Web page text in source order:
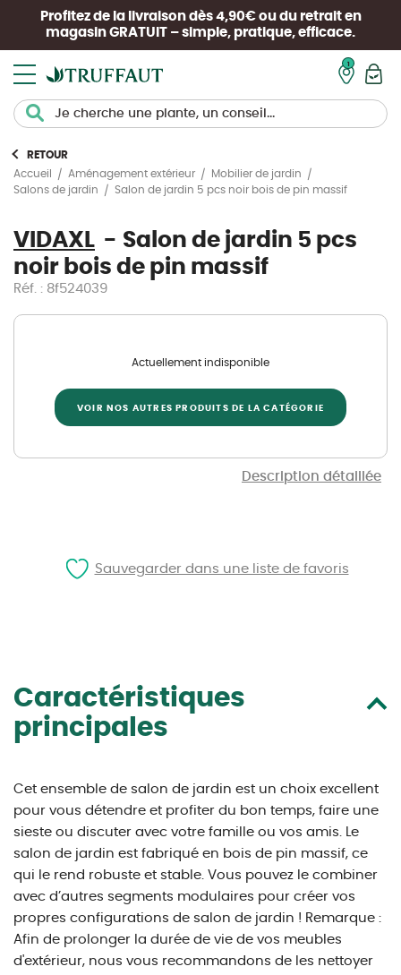
Profitez de la livraison dès 4,90€ ou du retrait en
magasin GRATUIT – simple, pratique, efficace.
RETOUR
Accueil
Aménagement extérieur
Mobilier de jardin
Salons de jardin
Salon de jardin 5 pcs noir bois de pin massif
VIDAXL
Salon de jardin 5 pcs
noir bois de pin massif
Réf. : 8f524039
Description détaillée
Actuellement indisponible
VOIR NOS AUTRES PRODUITS DE LA CATÉGORIE
Caractéristiques
principales
Cet ensemble de salon de jardin est un choix excellent
pour vous détendre et profiter du bon temps, faire une
sieste ou discuter avec votre famille ou vos amis. Le
salon de jardin est fabriqué en bois de pin massif, ce
qui le rend robuste et stable. Vous pouvez le combiner
avec d’autres segments modulaires pour créer vos
propres configurations de salon de jardin ! Remarque :
Afin de prolonger la durée de vie de vos meubles
d'extérieur, nous vous recommandons de les nettoyer
Sauvegarder dans une liste de favoris